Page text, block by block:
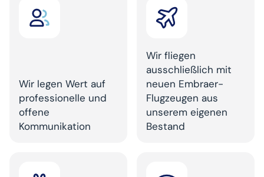
Wir legen Wert auf
professionelle und
offene
Kommunikation
Wir fliegen
ausschließlich mit
neuen Embraer-
Flugzeugen aus
unserem eigenen
Bestand